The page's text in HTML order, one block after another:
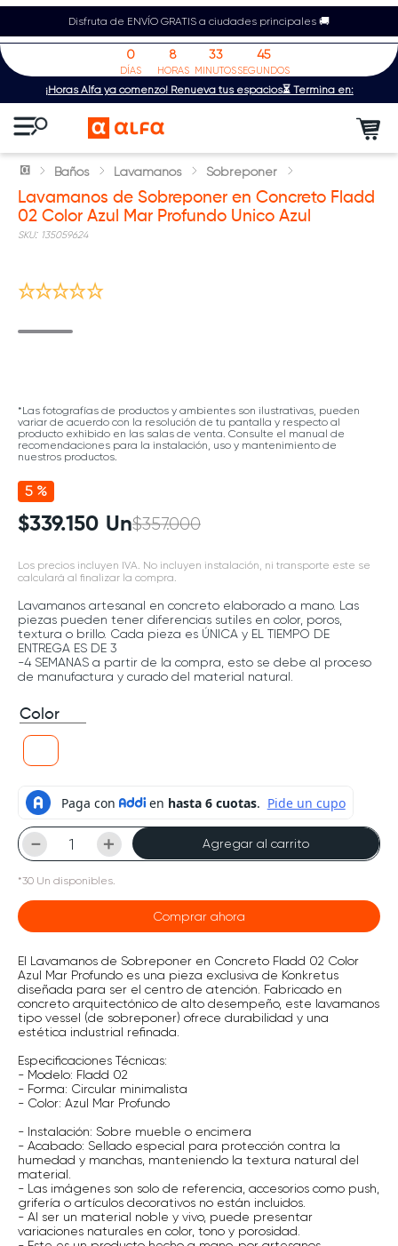
Disfruta de ENVÍO GRATIS a ciudades principales 🚚
¡Horas Alfa ya comenzó! Renueva tus espacios⏳ Termina en:
0
DÍAS
8
HORAS
33
MINUTOS
45
SEGUNDOS
Baños Lavamanos Sobreponer
Lavamanos de Sobreponer en Concreto Fladd
02 Color Azul Mar Profundo Unico Azul
: 135059624
*Las fotografías de productos y ambientes son ilustrativas, pueden
variar de acuerdo con la resolución de tu pantalla y respecto al
producto exhibido en las salas de venta. Consulte el manual de
recomendaciones para la instalación, uso y mantenimiento de
nuestros productos.
5 %
$339.150 Un$357.000
Los precios incluyen IVA. No incluyen instalación, ni transporte este se
calculará al finalizar la compra.
Lavamanos artesanal en concreto elaborado a mano. Las
piezas pueden tener diferencias sutiles en color, poros,
textura o brillo. Cada pieza es ÚNICA y EL TIEMPO DE
ENTREGA ES DE 3
-4 SEMANAS a partir de la compra, esto se debe al proceso
de manufactura y curado del material natural.
Color
＋
－ Agregar al carrito
*30 Un disponibles.
Comprar ahora
El Lavamanos de Sobreponer en Concreto Fladd 02 Color
Azul Mar Profundo es una pieza exclusiva de Konkretus
diseñada para ser el centro de atención. Fabricado en
concreto arquitectónico de alto desempeño, este lavamanos
tipo vessel (de sobreponer) ofrece durabilidad y una
estética industrial refinada.
Especificaciones Técnicas:
- Modelo: Fladd 02
- Forma: Circular minimalista
- Color: Azul Mar Profundo
- Instalación: Sobre mueble o encimera
- Acabado: Sellado especial para protección contra la
humedad y manchas, manteniendo la textura natural del
material.
- Las imágenes son solo de referencia, accesorios como push,
grifería o artículos decorativos no están incluidos.
- Al ser un material noble y vivo, puede presentar
variaciones naturales en color, tono y porosidad.